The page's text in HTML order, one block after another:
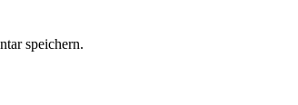
speichern.